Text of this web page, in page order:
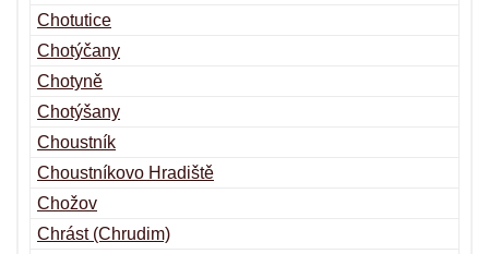
Chotutice
Chotýčany
Chotyně
Chotýšany
Choustník
Choustníkovo Hradiště
Chožov
Chrást (Chrudim)